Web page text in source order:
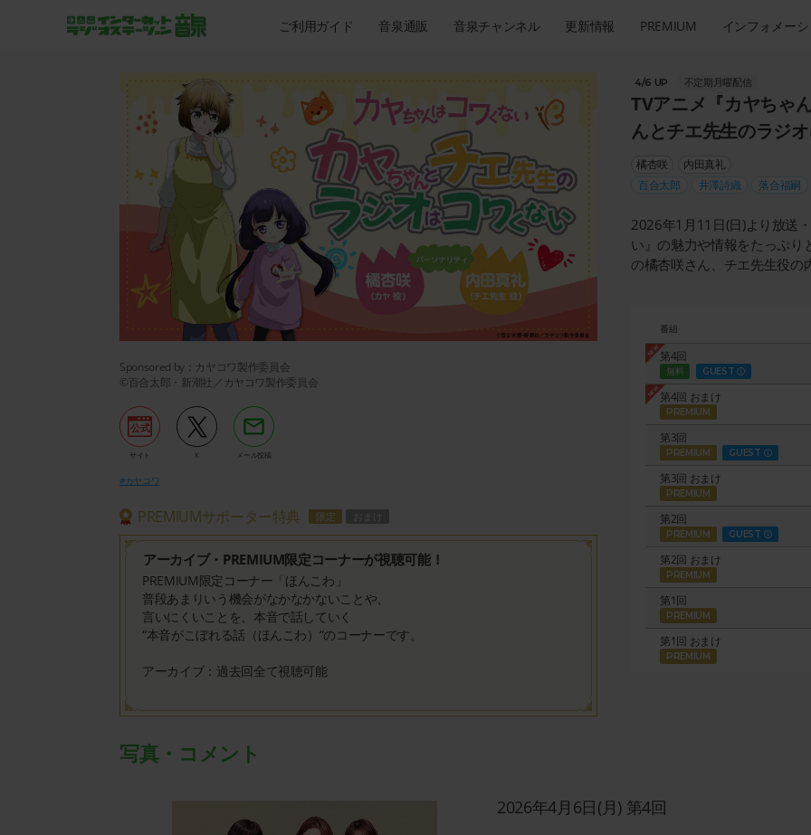
ご利用ガイド 音泉通販 音泉チャンネル 更新情報 PREMIUM インフォメー
Sponsored by：カヤコワ製作委員会
©百合太郎・新潮社／カヤコワ製作委員会
サイト X メール投稿
#カヤコワ
PREMIUMサポーター特典 限定
アーカイブ・PREMIUM限定コーナーが視聴可能！
PREMIUM限定コーナー「ほんこわ」
普段あまりいう機会がなかなかないことや、
言いにくいことを、本音で話していく
“本音がこぼれる話（ほんこわ）”のコーナーです。
アーカイブ：過去回全て視聴可能
4/6 UP 不定期月曜配信
TVアニメ『カヤちゃ
んとチエ先生のラジ
橘杏咲 内田真礼
百合太郎 井澤詩織 落合福嗣
2026年1月11日(日)より放送
い』の魅力や情報をたっぷり
の橘杏咲さん、チエ先生役の
番組
第4回
無料 GUEST
第4回 おまけ
PREMIUM
第3回
PREMIUM GUEST
第3回 おまけ
PREMIUM
第2回
PREMIUM GUEST
第2回 おまけ
PREMIUM
第1回
PREMIUM
第1回 おまけ
PREMIUM
写真・コメント
2026年4月6日(月) 第4回